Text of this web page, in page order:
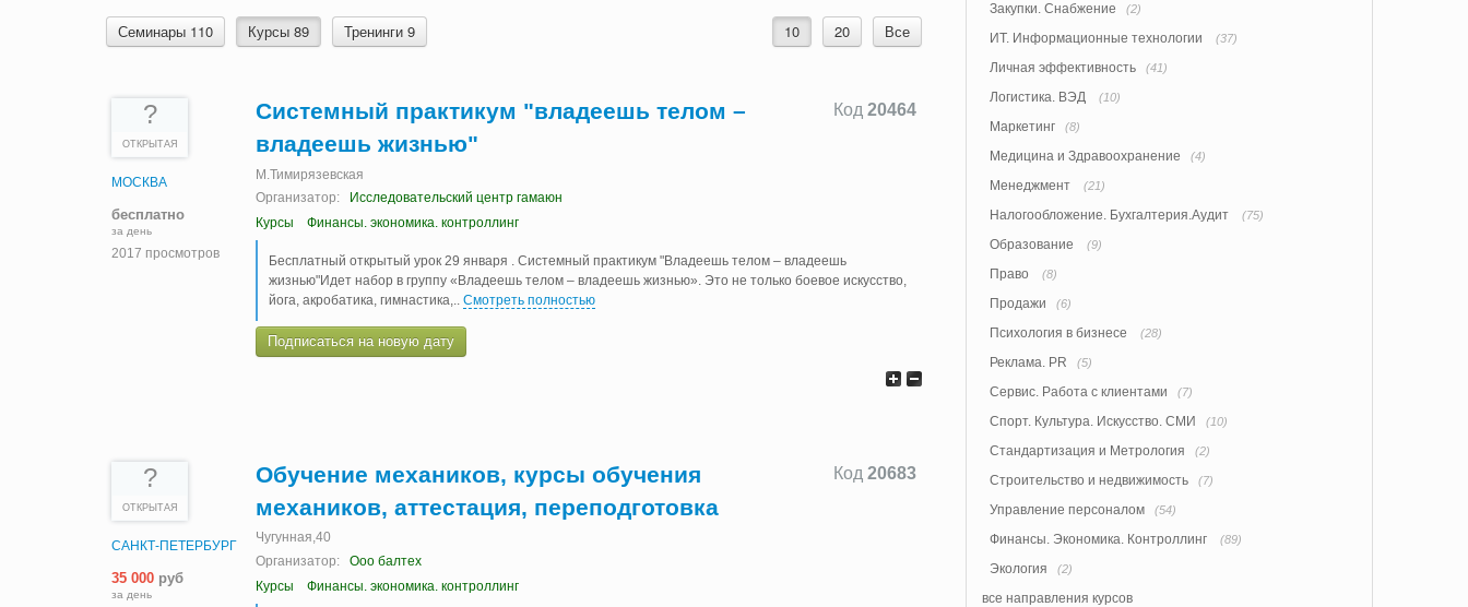
Семинары 110 Курсы 89 Тренинги 9 10 20 Все
?
ОТКРЫТАЯ
МОСКВА
бесплатно
за день
2017 просмотров
Код 20464
Системный практикум "владеешь телом –
владеешь жизнью"
М.Тимирязевская
Организатор:
Исследовательский центр гамаюн
Курсы
Финансы. экономика. контроллинг
Бесплатный открытый урок 29 января . Системный практикум "Владеешь телом – владеешь
жизнью"Идет набор в группу «Владеешь телом – владеешь жизнью». Это не только боевое искусство,
йога, акробатика, гимнастика,.. Смотреть полностью
Подписаться на новую дату
?
ОТКРЫТАЯ
САНКТ-ПЕТЕРБУРГ
35 000 руб
за день
Код 20683
Обучение механиков, курсы обучения
механиков, аттестация, переподготовка
Чугунная,40
Организатор:
Ооо балтех
Курсы
Финансы. экономика. контроллинг
Закупки. Снабжение (2)
ИТ. Информационные технологии (37)
Личная эффективность (41)
Логистика. ВЭД (10)
Маркетинг (8)
Медицина и Здравоохранение (4)
Менеджмент (21)
Налогообложение. Бухгалтерия.Аудит (75)
Образование (9)
Право (8)
Продажи (6)
Психология в бизнесе (28)
Реклама. PR (5)
Сервис. Работа с клиентами (7)
Спорт. Культура. Искусство. СМИ (10)
Стандартизация и Метрология (2)
Строительство и недвижимость (7)
Управление персоналом (54)
Финансы. Экономика. Контроллинг (89)
Экология (2)
все направления курсов